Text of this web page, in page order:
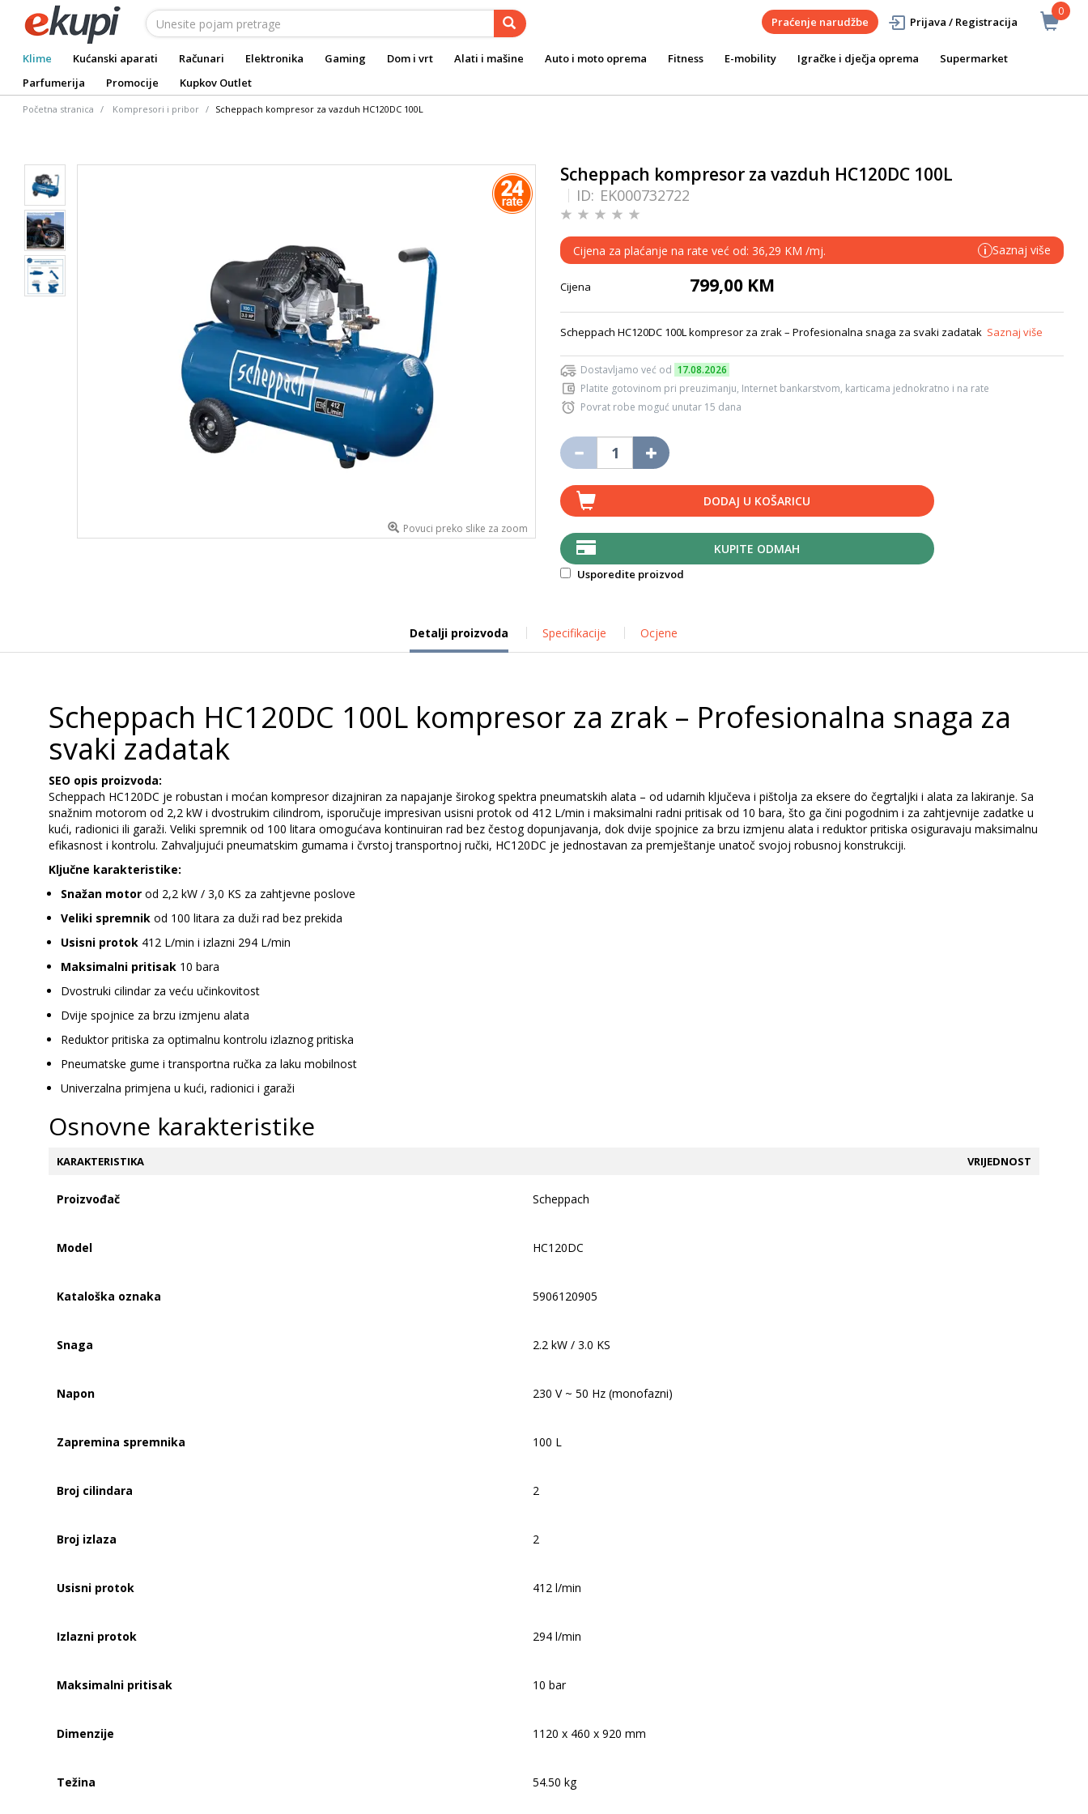
0
Praćenje narudžbe Prijava / Registracija
Klime Kućanski aparati Računari Elektronika Gaming Dom i vrt Alati i mašine Auto i moto oprema Fitness E-mobility Igračke i dječja oprema
Supermarket
Parfumerija
Promocije Kupkov Outlet
Početna stranica Kompresori i pribor Scheppach kompresor za vazduh HC120DC 100L
Povuci preko slike za zoom
Scheppach kompresor za vazduh HC120DC 100L
ID: EK000732722
Cijena za plaćanje na rate već od: 36,29 KM /mj. i Saznaj više
Cijena 799,00 KM
Scheppach HC120DC 100L kompresor za zrak – Profesionalna snaga za svaki zadatak Saznaj više
Dostavljamo već od 17.08.2026
Platite gotovinom pri preuzimanju, Internet bankarstvom, karticama jednokratno i na rate
Povrat robe moguć unutar 15 dana
DODAJ U KOŠARICU
KUPITE ODMAH
Usporedite proizvod
Detalji proizvoda Specifikacije Ocjene
Scheppach HC120DC 100L kompresor za zrak – Profesionalna snaga za
svaki zadatak
SEO opis proizvoda:
Scheppach HC120DC je robustan i moćan kompresor dizajniran za napajanje širokog spektra pneumatskih alata – od udarnih ključeva i pištolja za eksere do čegrtaljki i alata za lakiranje. Sa
snažnim motorom od 2,2 kW i dvostrukim cilindrom, isporučuje impresivan usisni protok od 412 L/min i maksimalni radni pritisak od 10 bara, što ga čini pogodnim i za zahtjevnije zadatke u
kući, radionici ili garaži. Veliki spremnik od 100 litara omogućava kontinuiran rad bez čestog dopunjavanja, dok dvije spojnice za brzu izmjenu alata i reduktor pritiska osiguravaju maksimalnu
efikasnost i kontrolu. Zahvaljujući pneumatskim gumama i čvrstoj transportnoj ručki, HC120DC je jednostavan za premještanje unatoč svojoj robusnoj konstrukciji.
Ključne karakteristike:
Snažan motor od 2,2 kW / 3,0 KS za zahtjevne poslove
Veliki spremnik od 100 litara za duži rad bez prekida
Usisni protok 412 L/min i izlazni 294 L/min
Maksimalni pritisak 10 bara
Dvostruki cilindar za veću učinkovitost
Dvije spojnice za brzu izmjenu alata
Reduktor pritiska za optimalnu kontrolu izlaznog pritiska
Pneumatske gume i transportna ručka za laku mobilnost
Univerzalna primjena u kući, radionici i garaži
Osnovne karakteristike
KARAKTERISTIKA VRIJEDNOST
Proizvođač Scheppach
Model HC120DC
Kataloška oznaka 5906120905
Snaga 2.2 kW / 3.0 KS
Napon 230 V ~ 50 Hz (monofazni)
Zapremina spremnika 100 L
Broj cilindara 2
Broj izlaza 2
Usisni protok 412 l/min
Izlazni protok 294 l/min
Maksimalni pritisak 10 bar
Dimenzije 1120 x 460 x 920 mm
Težina 54.50 kg